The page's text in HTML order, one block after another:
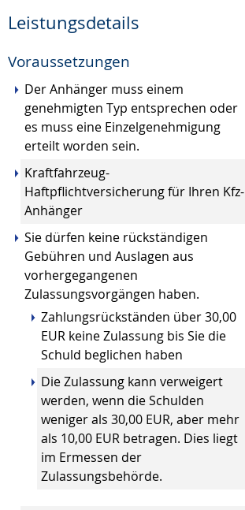
Leistungsdetails
Voraussetzungen
Der Anhänger muss einem
genehmigten Typ entsprechen oder
es muss eine Einzelgenehmigung
erteilt worden sein.
Kraftfahrzeug-
Haftpflichtversicherung für Ihren Kfz-
Anhänger
Sie dürfen keine rückständigen
Gebühren und Auslagen aus
vorhergegangenen
Zulassungsvorgängen haben.
Zahlungsrückständen über 30,00
EUR keine Zulassung bis Sie die
Schuld beglichen haben
Die Zulassung kann verweigert
werden, wenn die Schulden
weniger als 30,00 EUR, aber mehr
als 10,00 EUR betragen. Dies liegt
im Ermessen der
Zulassungsbehörde.